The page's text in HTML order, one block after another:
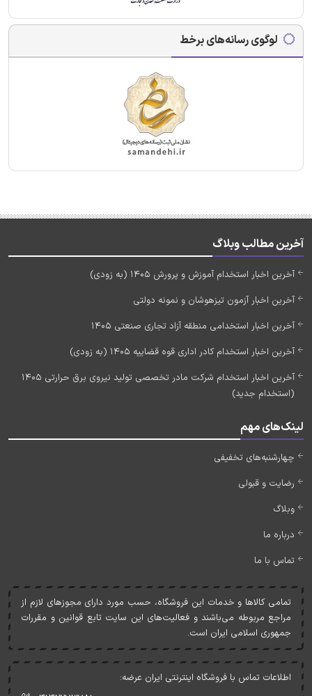
لوگوی رسانه‌های برخط
آخرین مطالب وبلاگ
آخرین اخبار استخدام آموزش و پرورش 1405 (به زودی)
آخرین اخبار آزمون تیزهوشان و نمونه دولتی
آخرین اخبار استخدامی منطقه آزاد تجاری صنعتی 1405
آخرین اخبار استخدام کادر اداری قوه قضاییه 1405 (به زودی)
آخرین اخبار استخدام شرکت مادر تخصصی تولید نیروی برق حرارتی 1405
(استخدام جدید)
لینک‌های مهم
چهارشنبه‌های تخفیفی
رضایت و قبولی
وبلاگ
درباره ما
تماس با ما
تمامی کالاها و خدمات اين فروشگاه، حسب مورد دارای مجوزهای لازم از
مراجع مربوطه می‌باشند و فعاليت‌های اين سايت تابع قوانين و مقررات
جمهوری اسلامی ايران است.
اطلاعات تماس با فروشگاه اینترنتی ایران عرضه: